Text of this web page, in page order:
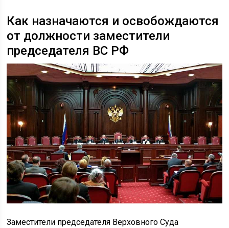
Как назначаются и освобождаются
от должности заместители
председателя ВС РФ
Заместители председателя Верховного Суда